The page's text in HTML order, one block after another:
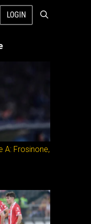
LOGIN
A: Frosinone,